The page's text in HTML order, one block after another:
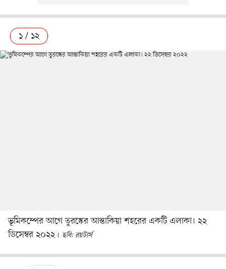
১ / ১২
ভূমিকম্পের আগে তুরস্কের আন্তাকিয়া শহরের একটি এলাকা। ২২
ডিসেম্বর ২০২২
ছবি: রয়টার্স